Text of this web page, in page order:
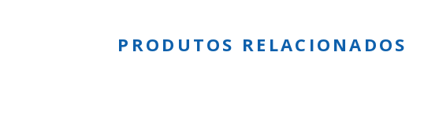
PRODUTOS RELACIONADOS